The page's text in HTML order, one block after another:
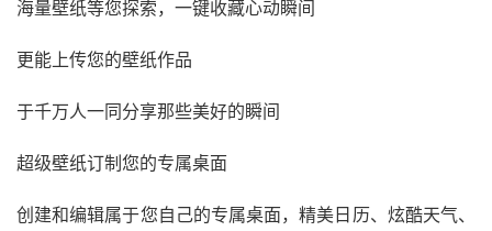
海量壁纸等您探索，一键收藏心动瞬间
更能上传您的壁纸作品
于千万人一同分享那些美好的瞬间
超级壁纸订制您的专属桌面
创建和编辑属于您自己的专属桌面，精美日历、炫酷天气、